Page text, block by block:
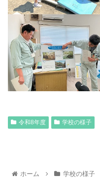
令和8年度 学校の様子
ホーム 学校の様子